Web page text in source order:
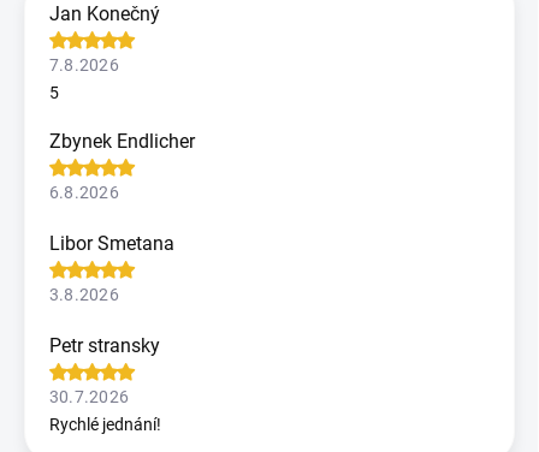
Jan Konečný
7.8.2026
5
Zbynek Endlicher
6.8.2026
Libor Smetana
3.8.2026
Petr stransky
30.7.2026
Rychlé jednání!